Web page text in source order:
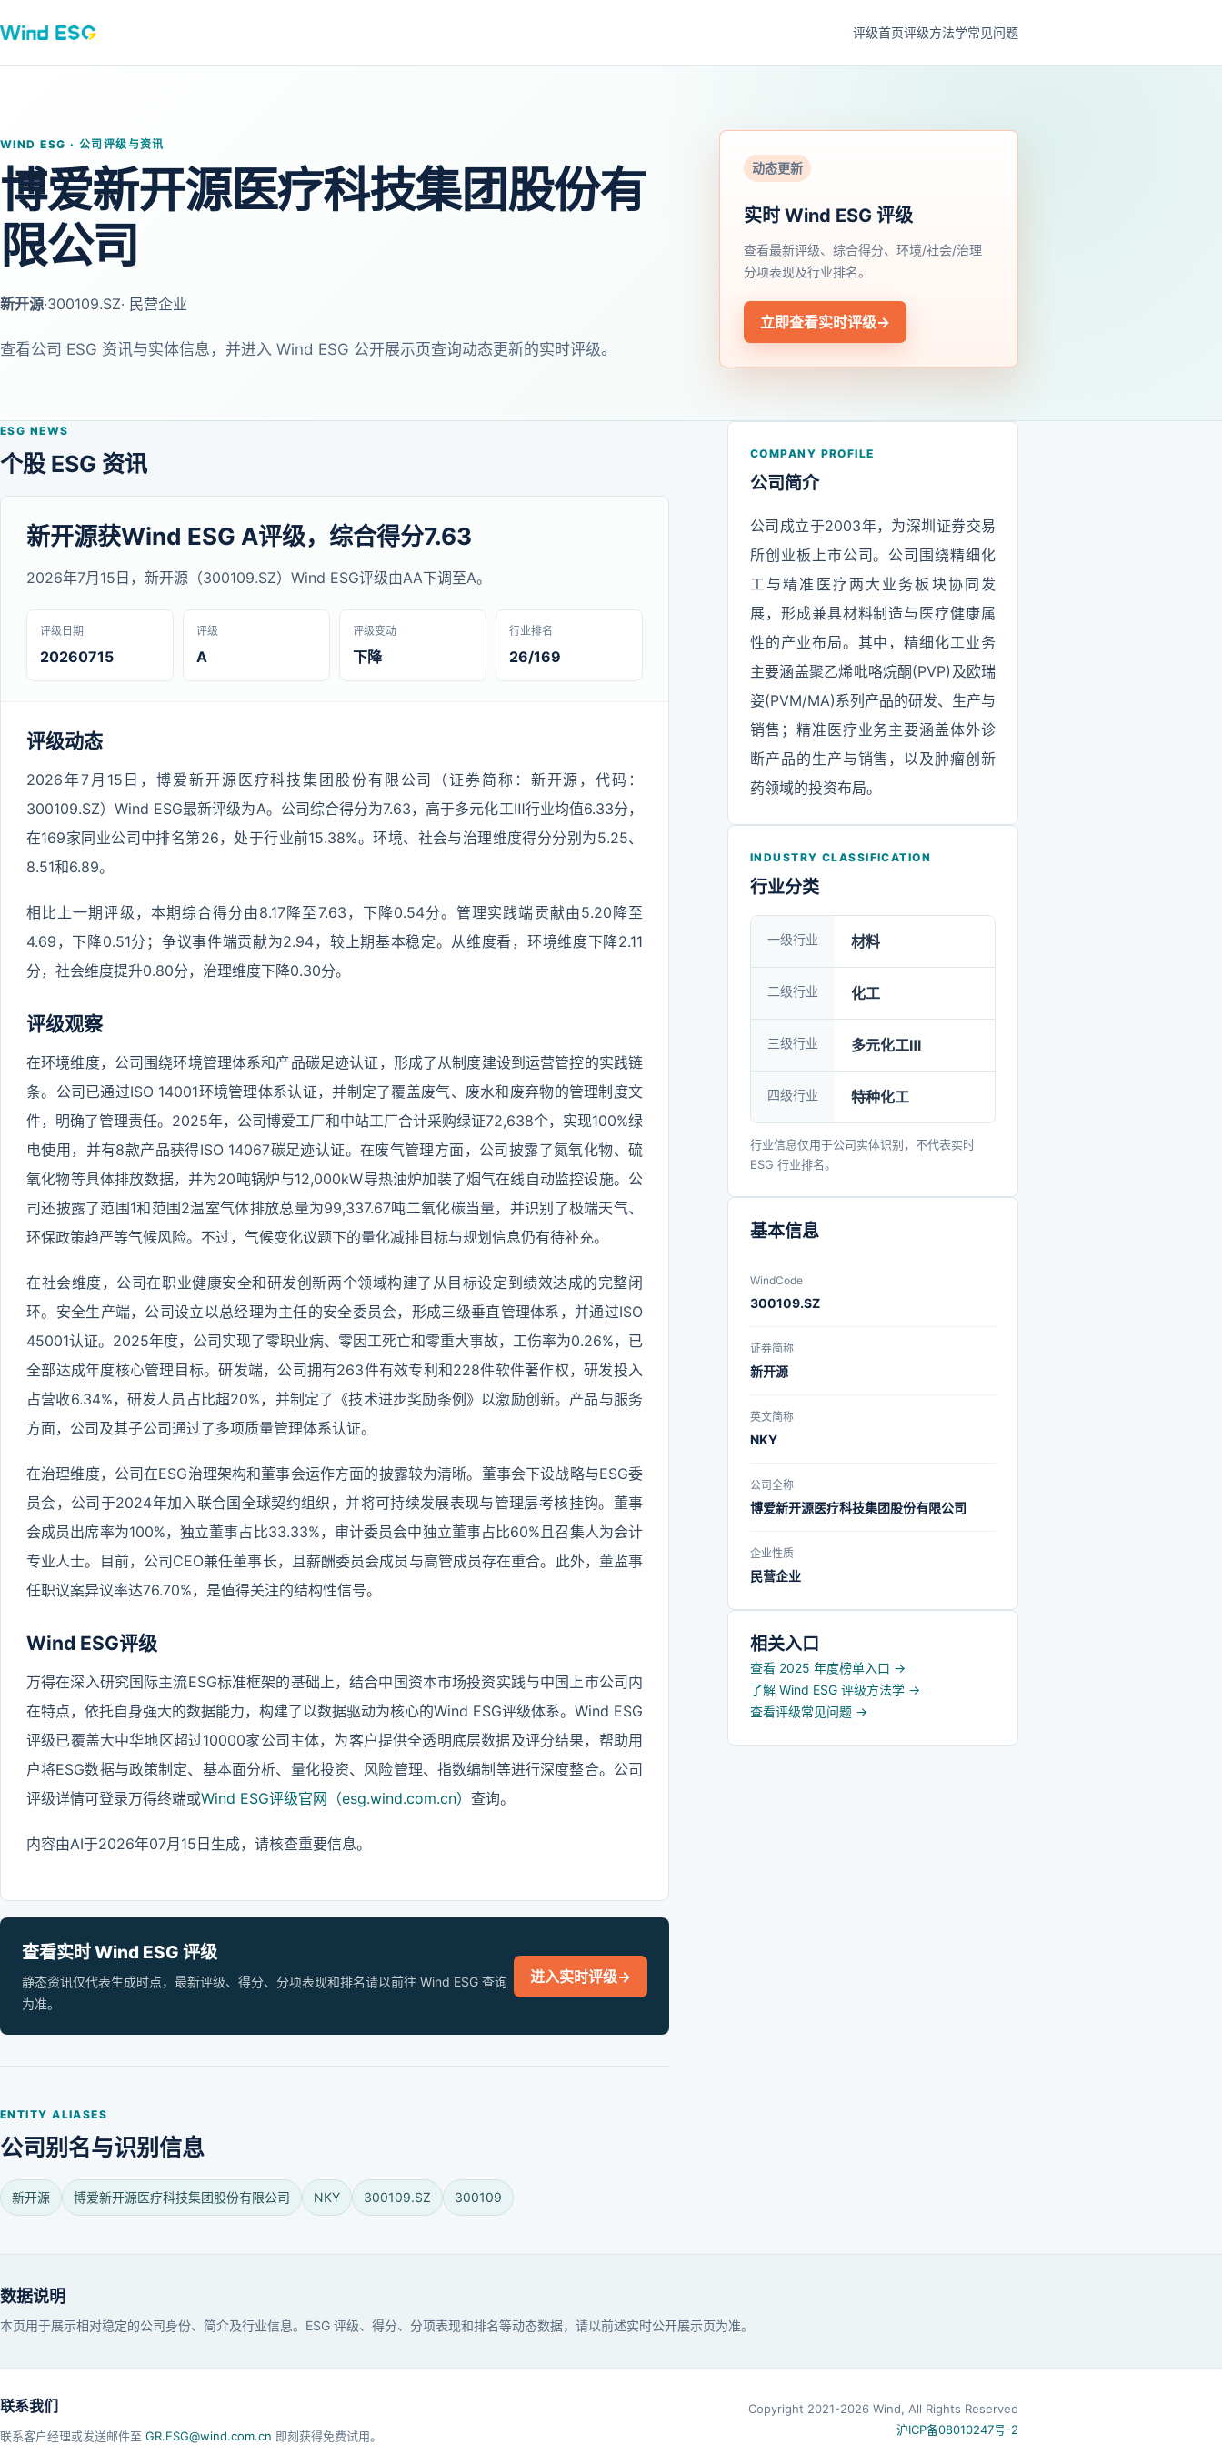
评级首页评级方法学常见问题
WIND ESG · 公司评级与资讯
博爱新开源医疗科技集团股份有
限公司
新开源·300109.SZ· 民营企业
查看公司 ESG 资讯与实体信息，并进入 Wind ESG 公开展示页查询动态更新的实时评级。
动态更新
实时 Wind ESG 评级
查看最新评级、综合得分、环境/社会/治理
分项表现及行业排名。
立即查看实时评级→
ESG NEWS
个股 ESG 资讯
新开源获Wind ESG A评级，综合得分7.63
2026年7月15日，新开源（300109.SZ）Wind ESG评级由AA下调至A。
评级日期
20260715
评级
A
评级变动
下降
行业排名
26/169
评级动态
2026年7月15日，博爱新开源医疗科技集团股份有限公司（证券简称：新开源，代码：
300109.SZ）Wind ESG最新评级为A。公司综合得分为7.63，高于多元化工Ⅲ行业均值6.33分，
在169家同业公司中排名第26，处于行业前15.38%。环境、社会与治理维度得分分别为5.25、
8.51和6.89。
相比上一期评级，本期综合得分由8.17降至7.63，下降0.54分。管理实践端贡献由5.20降至
4.69，下降0.51分；争议事件端贡献为2.94，较上期基本稳定。从维度看，环境维度下降2.11
分，社会维度提升0.80分，治理维度下降0.30分。
评级观察
在环境维度，公司围绕环境管理体系和产品碳足迹认证，形成了从制度建设到运营管控的实践链
条。公司已通过ISO 14001环境管理体系认证，并制定了覆盖废气、废水和废弃物的管理制度文
件，明确了管理责任。2025年，公司博爱工厂和中站工厂合计采购绿证72,638个，实现100%绿
电使用，并有8款产品获得ISO 14067碳足迹认证。在废气管理方面，公司披露了氮氧化物、硫
氧化物等具体排放数据，并为20吨锅炉与12,000kW导热油炉加装了烟气在线自动监控设施。公
司还披露了范围1和范围2温室气体排放总量为99,337.67吨二氧化碳当量，并识别了极端天气、
环保政策趋严等气候风险。不过，气候变化议题下的量化减排目标与规划信息仍有待补充。
在社会维度，公司在职业健康安全和研发创新两个领域构建了从目标设定到绩效达成的完整闭
环。安全生产端，公司设立以总经理为主任的安全委员会，形成三级垂直管理体系，并通过ISO
45001认证。2025年度，公司实现了零职业病、零因工死亡和零重大事故，工伤率为0.26%，已
全部达成年度核心管理目标。研发端，公司拥有263件有效专利和228件软件著作权，研发投入
占营收6.34%，研发人员占比超20%，并制定了《技术进步奖励条例》以激励创新。产品与服务
方面，公司及其子公司通过了多项质量管理体系认证。
在治理维度，公司在ESG治理架构和董事会运作方面的披露较为清晰。董事会下设战略与ESG委
员会，公司于2024年加入联合国全球契约组织，并将可持续发展表现与管理层考核挂钩。董事
会成员出席率为100%，独立董事占比33.33%，审计委员会中独立董事占比60%且召集人为会计
专业人士。目前，公司CEO兼任董事长，且薪酬委员会成员与高管成员存在重合。此外，董监事
任职议案异议率达76.70%，是值得关注的结构性信号。
Wind ESG评级
万得在深入研究国际主流ESG标准框架的基础上，结合中国资本市场投资实践与中国上市公司内
在特点，依托自身强大的数据能力，构建了以数据驱动为核心的Wind ESG评级体系。Wind ESG
评级已覆盖大中华地区超过10000家公司主体，为客户提供全透明底层数据及评分结果，帮助用
户将ESG数据与政策制定、基本面分析、量化投资、风险管理、指数编制等进行深度整合。公司
评级详情可登录万得终端或Wind ESG评级官网（esg.wind.com.cn） 查询。
内容由AI于2026年07月15日生成，请核查重要信息。
查看实时 Wind ESG 评级
静态资讯仅代表生成时点，最新评级、得分、分项表现和排名请以前往 Wind ESG 查询
为准。
进入实时评级→
ENTITY ALIASES
公司别名与识别信息
新开源 博爱新开源医疗科技集团股份有限公司 NKY 300109.SZ 300109
COMPANY PROFILE
公司简介
公司成立于2003年，为深圳证券交易
所创业板上市公司。公司围绕精细化
工与精准医疗两大业务板块协同发
展，形成兼具材料制造与医疗健康属
性的产业布局。其中，精细化工业务
主要涵盖聚乙烯吡咯烷酮(PVP)及欧瑞
姿(PVM/MA)系列产品的研发、生产与
销售；精准医疗业务主要涵盖体外诊
断产品的生产与销售，以及肿瘤创新
药领域的投资布局。
INDUSTRY CLASSIFICATION
行业分类
一级行业 材料
二级行业 化工
三级行业 多元化工Ⅲ
四级行业 特种化工
行业信息仅用于公司实体识别，不代表实时
ESG 行业排名。
基本信息
WindCode
300109.SZ
证券简称
新开源
英文简称
NKY
公司全称
博爱新开源医疗科技集团股份有限公司
企业性质
民营企业
相关入口
查看 2025 年度榜单入口 →
了解 Wind ESG 评级方法学 →
查看评级常见问题 →
数据说明
本页用于展示相对稳定的公司身份、简介及行业信息。ESG 评级、得分、分项表现和排名等动态数据，请以前述实时公开展示页为准。
联系我们
联系客户经理或发送邮件至 GR.ESG@wind.com.cn 即刻获得免费试用。
Copyright 2021-2026 Wind, All Rights Reserved
沪ICP备08010247号-2